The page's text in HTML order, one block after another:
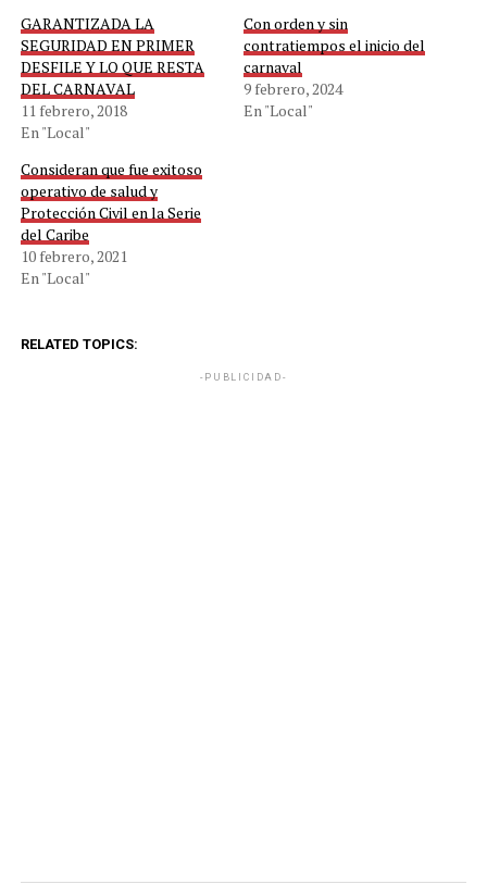
GARANTIZADA LA
SEGURIDAD EN PRIMER
DESFILE Y LO QUE RESTA
DEL CARNAVAL
11 febrero, 2018
En "Local"
Con orden y sin
contratiempos el inicio del
carnaval
9 febrero, 2024
En "Local"
Consideran que fue exitoso
operativo de salud y
Protección Civil en la Serie
del Caribe
10 febrero, 2021
En "Local"
RELATED TOPICS:
-PUBLICIDAD-